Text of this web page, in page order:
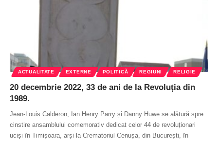
ACTUALITATE EXTERNE POLITICĂ REGIUNI RELIGIE
20 decembrie 2022, 33 de ani de la Revoluția din
1989.
Jean-Louis Calderon, Ian Henry Parry și Danny Huwe se alătură spre
cinstire ansamblului comemorativ dedicat celor 44 de revoluționari
uciși în Timișoara, arși la Crematoriul Cenușa, din București, în